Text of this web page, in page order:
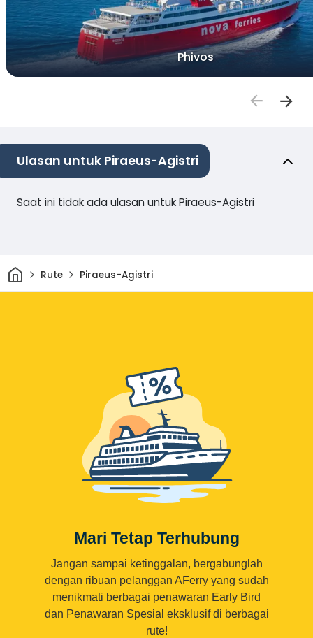
Phivos
Ulasan untuk Piraeus-Agistri
Saat ini tidak ada ulasan untuk Piraeus-Agistri
Rumah
Rute Piraeus-Agistri
Mari Tetap Terhubung
Jangan sampai ketinggalan, bergabunglah
dengan ribuan pelanggan AFerry yang sudah
menikmati berbagai penawaran Early Bird
dan Penawaran Spesial eksklusif di berbagai
rute!